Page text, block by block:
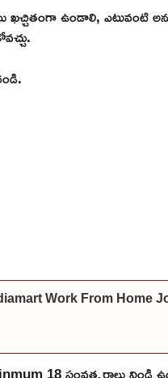
ఉండాలి, ఎటువంటి
Work From Home